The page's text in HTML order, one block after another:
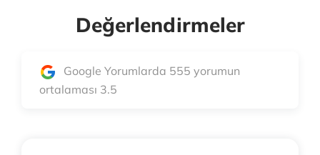
Değerlendirmeler
Google Yorumlarda 555 yorumun
ortalaması 3.5